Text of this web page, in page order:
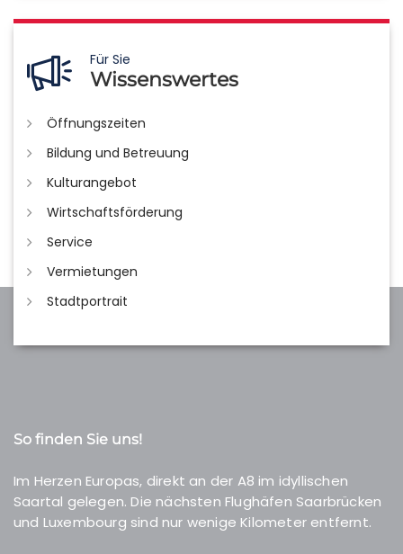
Für Sie
Wissenswertes
Öffnungszeiten
Bildung und Betreuung
Kulturangebot
Wirtschaftsförderung
Service
Vermietungen
Stadtportrait
So finden Sie uns!
Im Herzen Europas, direkt an der A8 im idyllischen
Saartal gelegen. Die nächsten Flughäfen Saarbrücken
und Luxembourg sind nur wenige Kilometer entfernt.